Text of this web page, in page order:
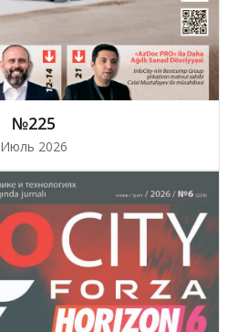
№225
Июль 2026